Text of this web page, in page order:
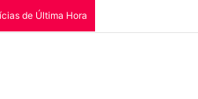
de Última Hora